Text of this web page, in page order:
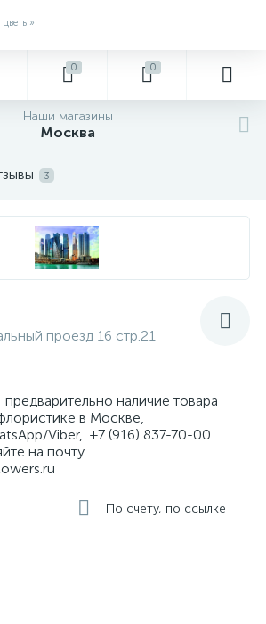
0 0
Наши магазины
Москва
3
проезд 16 стр.21
наличие товара
в Москве,
Viber, +7 (916) 837-70-00
на почту
По счету, по ссылке